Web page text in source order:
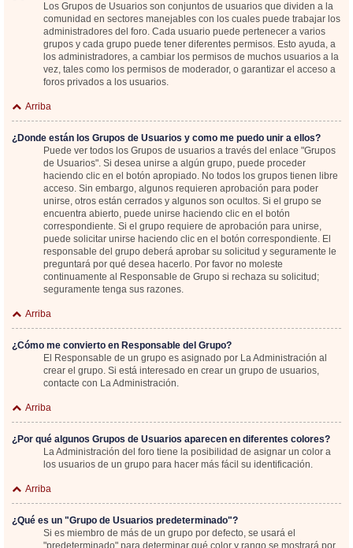
Los Grupos de Usuarios son conjuntos de usuarios que dividen a la
comunidad en sectores manejables con los cuales puede trabajar los
administradores del foro. Cada usuario puede pertenecer a varios
grupos y cada grupo puede tener diferentes permisos. Esto ayuda, a
los administradores, a cambiar los permisos de muchos usuarios a la
vez, tales como los permisos de moderador, o garantizar el acceso a
foros privados a los usuarios.
Arriba
¿Donde están los Grupos de Usuarios y como me puedo unir a ellos?
Puede ver todos los Grupos de usuarios a través del enlace "Grupos
de Usuarios". Si desea unirse a algún grupo, puede proceder
haciendo clic en el botón apropiado. No todos los grupos tienen libre
acceso. Sin embargo, algunos requieren aprobación para poder
unirse, otros están cerrados y algunos son ocultos. Si el grupo se
encuentra abierto, puede unirse haciendo clic en el botón
correspondiente. Si el grupo requiere de aprobación para unirse,
puede solicitar unirse haciendo clic en el botón correspondiente. El
responsable del grupo deberá aprobar su solicitud y seguramente le
preguntará por qué desea hacerlo. Por favor no moleste
continuamente al Responsable de Grupo si rechaza su solicitud;
seguramente tenga sus razones.
Arriba
¿Cómo me convierto en Responsable del Grupo?
El Responsable de un grupo es asignado por La Administración al
crear el grupo. Si está interesado en crear un grupo de usuarios,
contacte con La Administración.
Arriba
¿Por qué algunos Grupos de Usuarios aparecen en diferentes colores?
La Administración del foro tiene la posibilidad de asignar un color a
los usuarios de un grupo para hacer más fácil su identificación.
Arriba
¿Qué es un "Grupo de Usuarios predeterminado"?
Si es miembro de más de un grupo por defecto, se usará el
"predeterminado" para determinar qué color y rango se mostrará por